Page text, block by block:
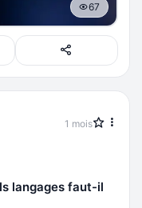
67
1 mois
langages faut-il